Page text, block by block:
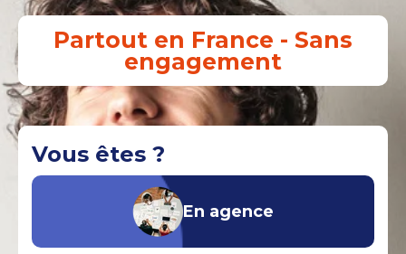
Partout en France - Sans
engagement
Vous êtes ?
En agence